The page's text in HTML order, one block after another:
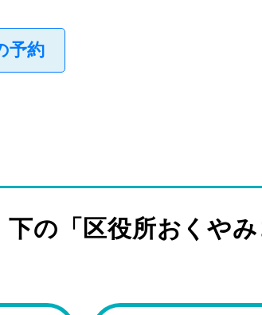
予約
の「区役所おくや